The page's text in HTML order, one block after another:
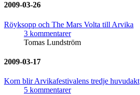
2009-03-26
Röyksopp och The Mars Volta till Arvika
3 kommentarer
Tomas Lundström
2009-03-17
Korn blir Arvikafestivalens tredje huvudakt
5 kommentarer